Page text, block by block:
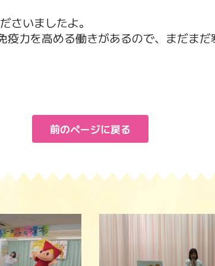
さいましたよ。
疫力を高める働きがあるので、まだま
前のページに戻る